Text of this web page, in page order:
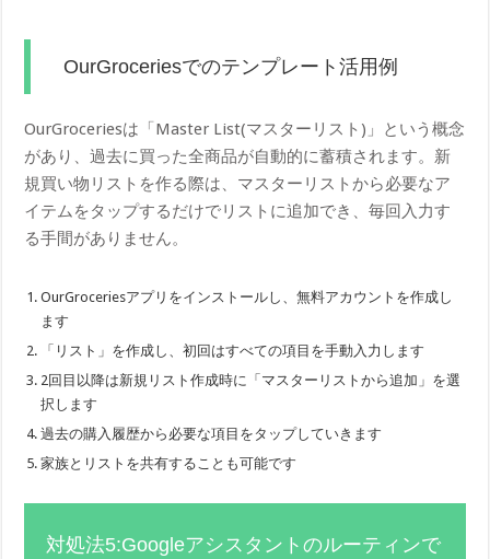
OurGroceriesでのテンプレート活用例
OurGroceriesは「Master List(マスターリスト)」という概念
があり、過去に買った全商品が自動的に蓄積されます。新
規買い物リストを作る際は、マスターリストから必要なア
イテムをタップするだけでリストに追加でき、毎回入力す
る手間がありません。
OurGroceriesアプリをインストールし、無料アカウントを作成し
ます
「リスト」を作成し、初回はすべての項目を手動入力します
2回目以降は新規リスト作成時に「マスターリストから追加」を選
択します
過去の購入履歴から必要な項目をタップしていきます
家族とリストを共有することも可能です
対処法5:Googleアシスタントのルーティンで